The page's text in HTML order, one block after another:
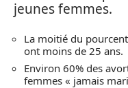
jeunes femmes.
La moitié du
ont moins de 25 ans.
Environ 60% des
femmes « jamais